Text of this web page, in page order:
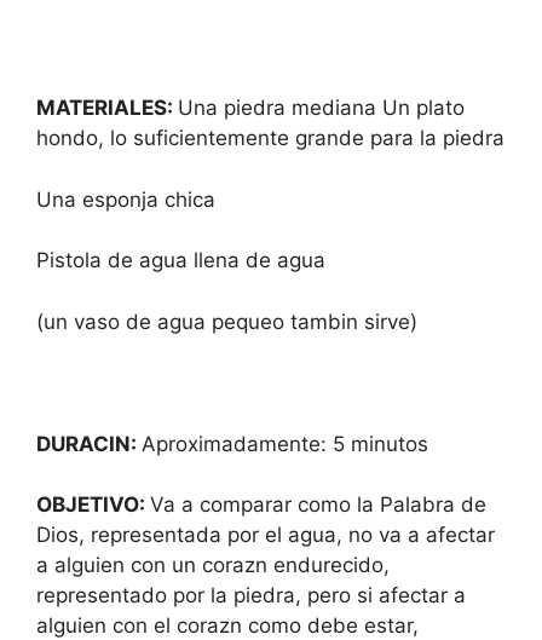
MATERIALES: Una piedra mediana Un plato
hondo, lo suficientemente grande para la piedra
Una esponja chica
Pistola de agua llena de agua
(un vaso de agua pequeo tambin sirve)
DURACIN: Aproximadamente: 5 minutos
OBJETIVO: Va a comparar como la Palabra de
Dios, representada por el agua, no va a afectar
a alguien con un corazn endurecido,
representado por la piedra, pero si afectar a
alguien con el corazn como debe estar,